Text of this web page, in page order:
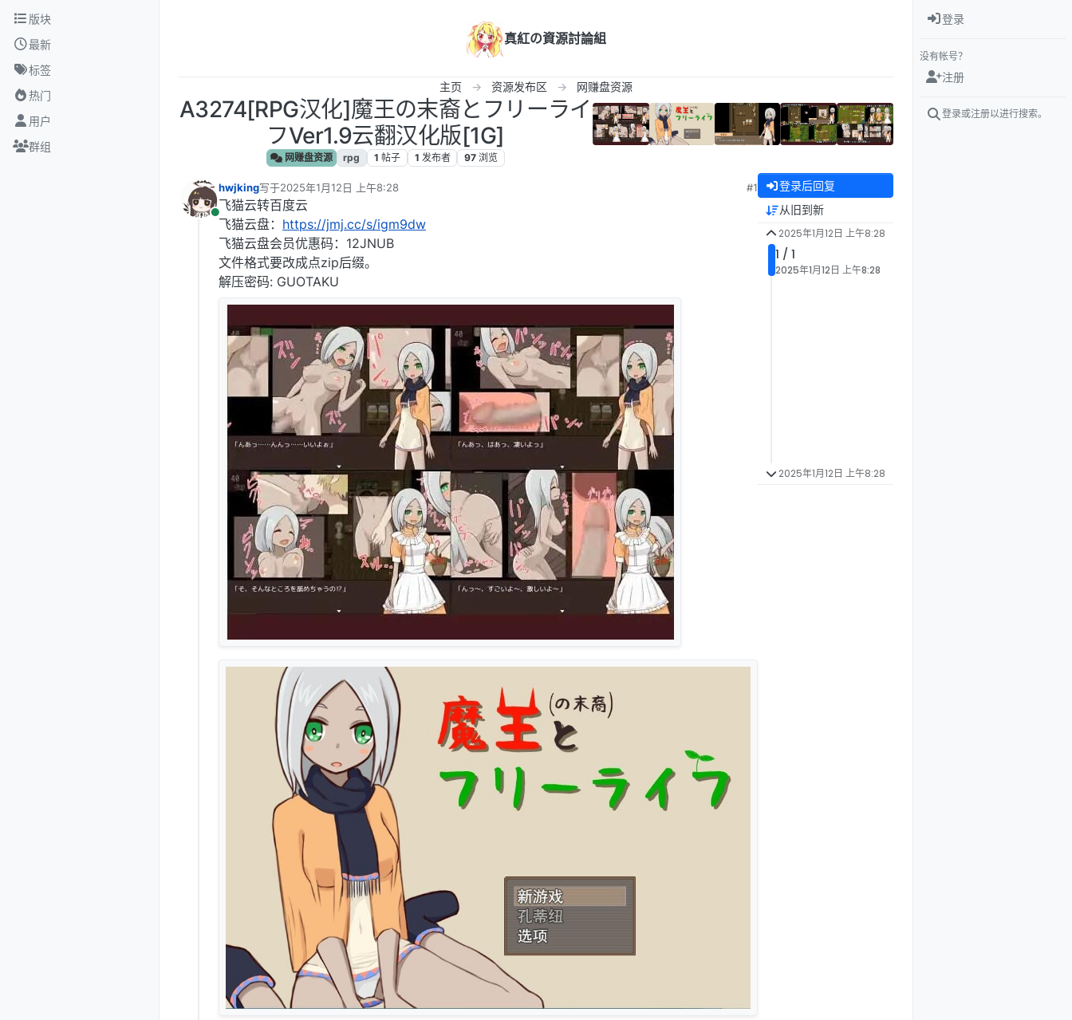
跳转至内容
版块
最新
标签
热门
用户
群组
真紅の資源討論組
主页 资源发布区 网赚盘资源
A3274[RPG汉化]魔王の末裔とフリーライ
フVer1.9云翻汉化版[1G]
网赚盘资源 rpg 1 帖子 1 发布者 97 浏览
在线
hwjking写于2025年1月12日 上午8:28
最后由 编辑
#1
飞猫云转百度云
飞猫云盘： https://jmj.cc/s/igm9dw
飞猫云盘会员优惠码：12JNUB
文件格式要改成点zip后缀。
解压密码: GUOTAKU
登录后回复
从旧到新
2025年1月12日 上午8:28
1 / 1
2025年1月12日 上午8:28
2025年1月12日 上午8:28
登录
没有帐号？
注册
登录或注册以进行搜索。